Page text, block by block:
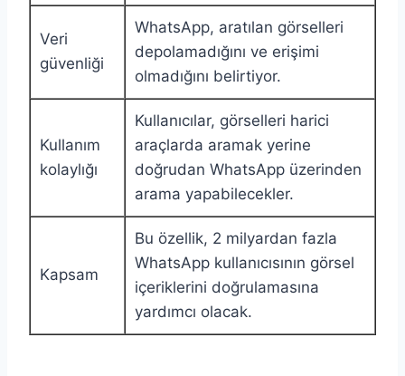
Veri
güvenliği
WhatsApp, aratılan görselleri
depolamadığını ve erişimi
olmadığını belirtiyor.
Kullanım
kolaylığı
Kullanıcılar, görselleri harici
araçlarda aramak yerine
doğrudan WhatsApp üzerinden
arama yapabilecekler.
Kapsam
Bu özellik, 2 milyardan fazla
WhatsApp kullanıcısının görsel
içeriklerini doğrulamasına
yardımcı olacak.